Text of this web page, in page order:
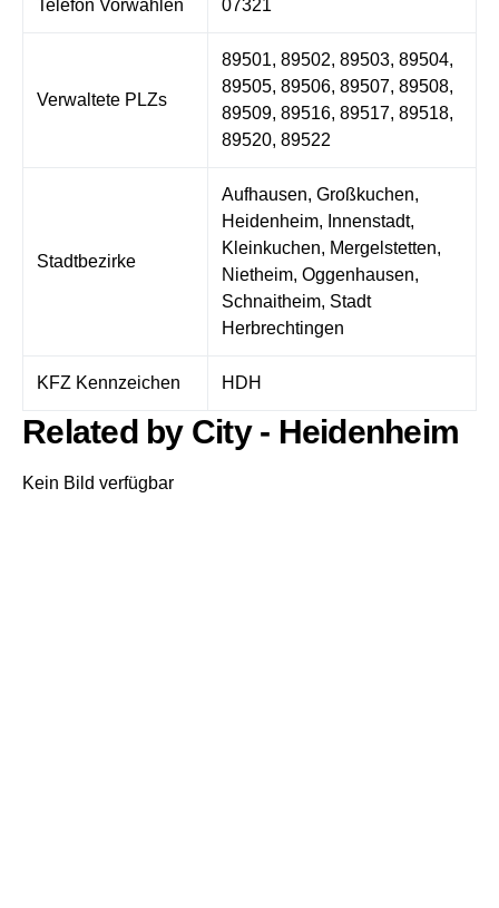
Telefon Vorwahlen 07321
Verwaltete PLZs
89501, 89502, 89503, 89504,
89505, 89506, 89507, 89508,
89509, 89516, 89517, 89518,
89520, 89522
Stadtbezirke
Aufhausen, Großkuchen,
Heidenheim, Innenstadt,
Kleinkuchen, Mergelstetten,
Nietheim, Oggenhausen,
Schnaitheim, Stadt
Herbrechtingen
KFZ Kennzeichen HDH
Related by City - Heidenheim
Kein Bild verfügbar